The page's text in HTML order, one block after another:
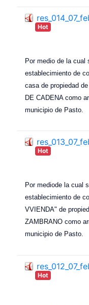
Hot
Por medio de la cual
establecimiento de
casa de propiedad
DE CADENA como
municipio de Pasto.
Hot
Por mediode la cual
establecimiento de
VVIENDA" de
ZAMBRANO como
municipio de Pasto.
Hot